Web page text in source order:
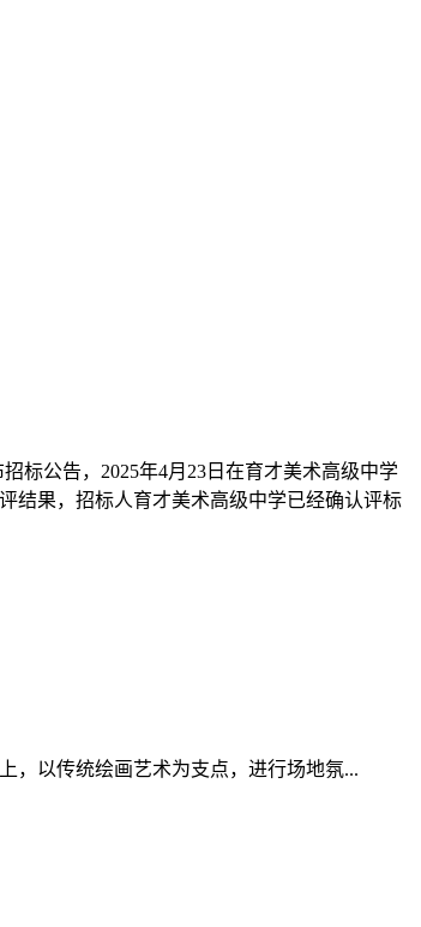
标公告，2025年4月23日在育才美术高级中学
结果，招标人育才美术高级中学已经确认评标
，以传统绘画艺术为支点，进行场地氛...